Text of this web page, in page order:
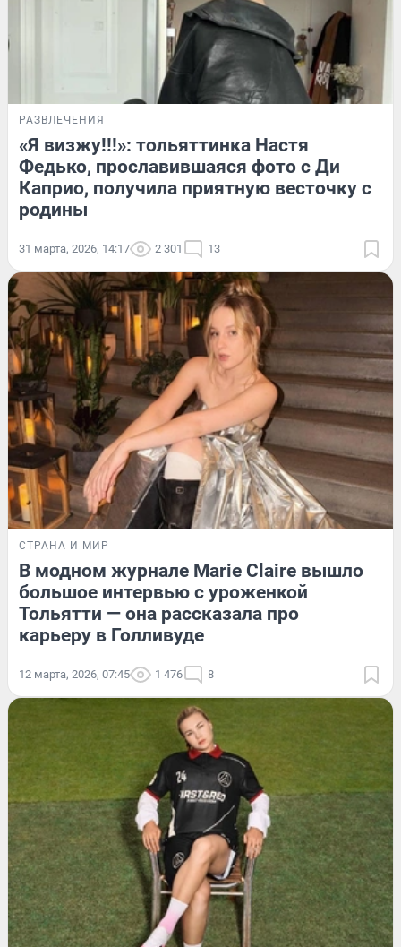
РАЗВЛЕЧЕНИЯ
«Я визжу!!!»: тольяттинка Настя
Федько, прославившаяся фото с Ди
Каприо, получила приятную весточку с
родины
31 марта, 2026, 14:17 2 301 13
СТРАНА И МИР
В модном журнале Marie Claire вышло
большое интервью с уроженкой
Тольятти — она рассказала про
карьеру в Голливуде
12 марта, 2026, 07:45 1 476 8